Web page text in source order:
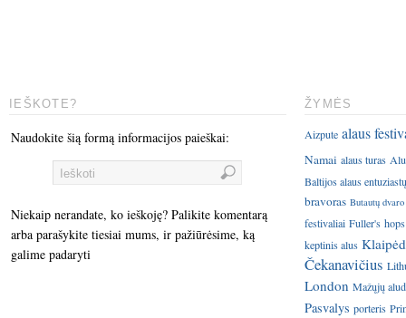
IEŠKOTE?
Naudokite šią formą informacijos paieškai:
Niekaip nerandate, ko ieškoję? Palikite komentarą
arba parašykite tiesiai mums, ir pažiūrėsime, ką
galime padaryti
ŽYMĖS
Aizpute alaus
Namai alaus turas
Baltijos alaus
bravoras Butautų dvaro
festivaliai Fuller's hops
keptinis alus
Čekanavičius
London Mažųjų
Pasvalys porteris